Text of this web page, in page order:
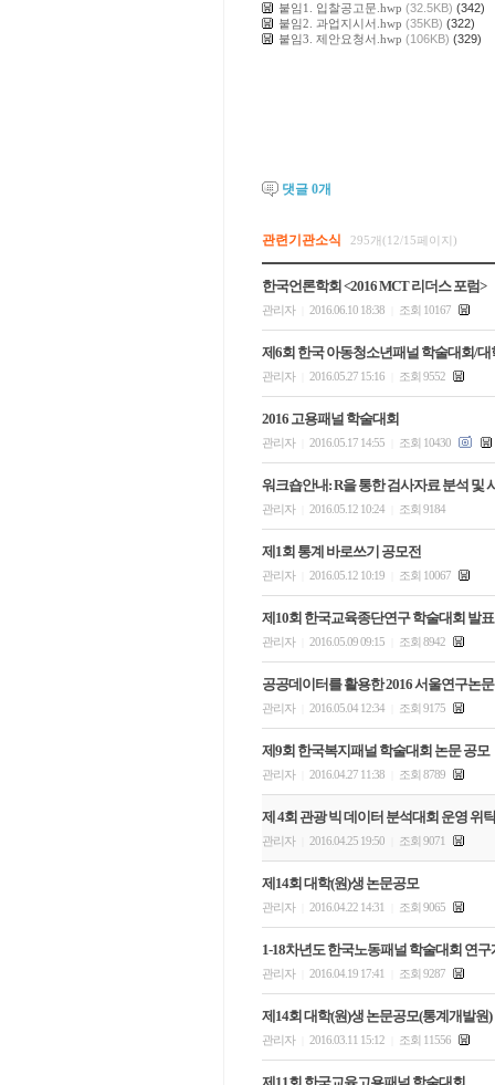
붙임1. 입찰공고문.hwp (32.5KB) (342)
붙임2. 과업지시서.hwp (35KB) (322)
붙임3. 제안요청서.hwp (106KB) (329)
댓글 0개
관련기관소식 295개(12/15페이지)
한국언론학회 <2016 MCT 리더스 포럼>
관리자 2016.06.10 18:38 조회 10167
제6회 한국 아동청소년패널 학술대회/
관리자 2016.05.27 15:16 조회 9552
2016 고용패널 학술대회
관리자 2016.05.17 14:55 조회 10430
워크숍안내: R을 통한 검사자료 분석 및
관리자 2016.05.12 10:24 조회 9184
제1회 통계 바로쓰기 공모전
관리자 2016.05.12 10:19 조회 10067
제10회 한국교육종단연구 학술대회 발
관리자 2016.05.09 09:15 조회 8942
공공데이터를 활용한 2016 서울연구논
관리자 2016.05.04 12:34 조회 9175
제9회 한국복지패널 학술대회 논문 공모
관리자 2016.04.27 11:38 조회 8789
제 4회 관광 빅 데이터 분석대회 운영 위
관리자 2016.04.25 19:50 조회 9071
제14회 대학(원)생 논문공모
관리자 2016.04.22 14:31 조회 9065
1-18차년도 한국노동패널 학술대회 연
관리자 2016.04.19 17:41 조회 9287
제14회 대학(원)생 논문공모(통계개발원)
관리자 2016.03.11 15:12 조회 11556